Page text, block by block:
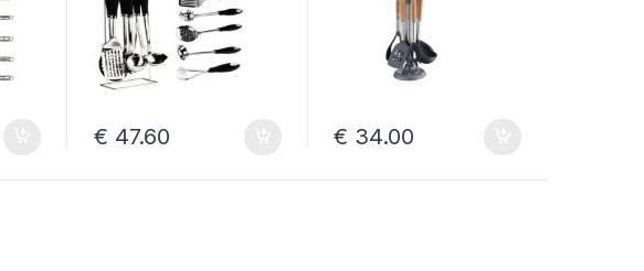
€ 47.60 € 34.00